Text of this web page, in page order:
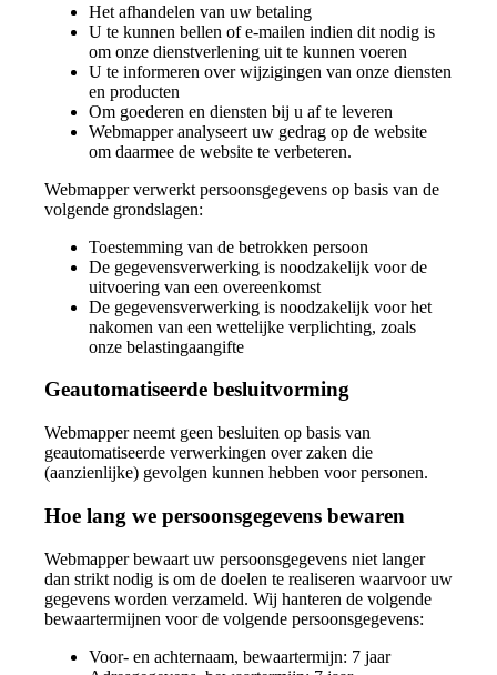
Het afhandelen van uw betaling
U te kunnen bellen of e-mailen indien dit nodig is
om onze dienstverlening uit te kunnen voeren
U te informeren over wijzigingen van onze diensten
en producten
Om goederen en diensten bij u af te leveren
Webmapper analyseert uw gedrag op de website
om daarmee de website te verbeteren.
Webmapper verwerkt persoonsgegevens op basis van de
volgende grondslagen:
Toestemming van de betrokken persoon
De gegevensverwerking is noodzakelijk voor de
uitvoering van een overeenkomst
De gegevensverwerking is noodzakelijk voor het
nakomen van een wettelijke verplichting, zoals
onze belastingaangifte
Geautomatiseerde besluitvorming
Webmapper neemt geen besluiten op basis van
geautomatiseerde verwerkingen over zaken die
(aanzienlijke) gevolgen kunnen hebben voor personen.
Hoe lang we persoonsgegevens bewaren
Webmapper bewaart uw persoonsgegevens niet langer
dan strikt nodig is om de doelen te realiseren waarvoor uw
gegevens worden verzameld. Wij hanteren de volgende
bewaartermijnen voor de volgende persoonsgegevens:
Voor- en achternaam, bewaartermijn: 7 jaar